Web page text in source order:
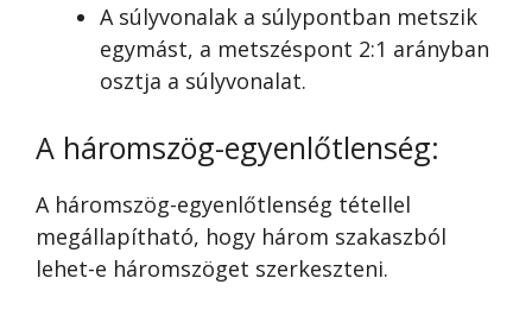
A súlyvonalak a súlypontban metszik
egymást, a metszéspont 2:1 arányban
osztja a súlyvonalat.
A háromszög-egyenlőtlenség:
A háromszög-egyenlőtlenség tétellel
megállapítható, hogy három szakaszból
lehet-e háromszöget szerkeszteni.